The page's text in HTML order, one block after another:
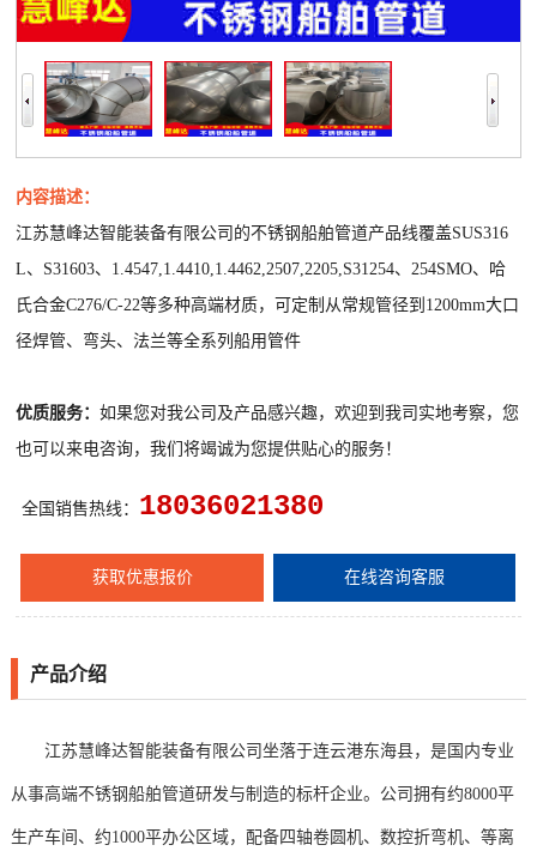
内容描述：
江苏慧峰达智能装备有限公司 的不锈钢船舶管道产品线覆盖SUS316
L、S31603、 1.4547,1.4410,1.4462,2507,2205,S31254、254SMO、哈
氏合金C276/C-22等多种高端材质，可定制从常规管径到1200mm大口
径焊管、弯头、法兰等全系列船用管件
优质服务：如果您对我公司及产品感兴趣，欢迎到我司实地考察，您
也可以来电咨询，我们将竭诚为您提供贴心的服务！
全国销售热线： 18036021380
获取优惠报价 在线咨询客服
产品介绍
江苏慧峰达智能装备有限公司坐落于连云港东海县，是国内专业
从事高端不锈钢船舶管道研发与制造的标杆企业。公司拥有约8000平
生产车间、约1000平办公区域，配备四轴卷圆机、数控折弯机、等离